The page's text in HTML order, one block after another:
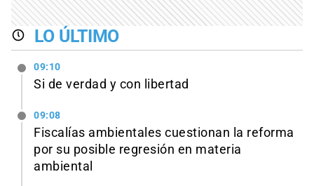
LO ÚLTIMO
09:10
Si de verdad y con libertad
09:08
Fiscalías ambientales cuestionan la reforma
por su posible regresión en materia
ambiental